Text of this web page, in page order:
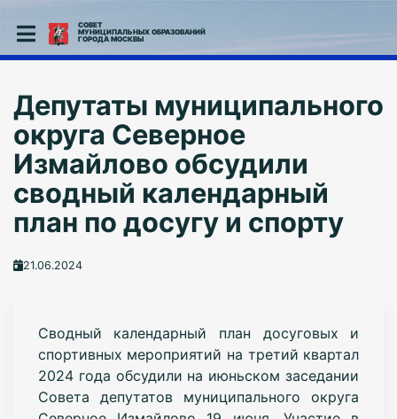
СОВЕТ
МУНИЦИПАЛЬНЫХ ОБРАЗОВАНИЙ
ГОРОДА МОСКВЫ
Депутаты муниципального
округа Северное
Измайлово обсудили
сводный календарный
план по досугу и спорту
21.06.2024
Сводный календарный план досуговых и
спортивных мероприятий на третий квартал
2024 года обсудили на июньском заседании
Совета депутатов муниципального округа